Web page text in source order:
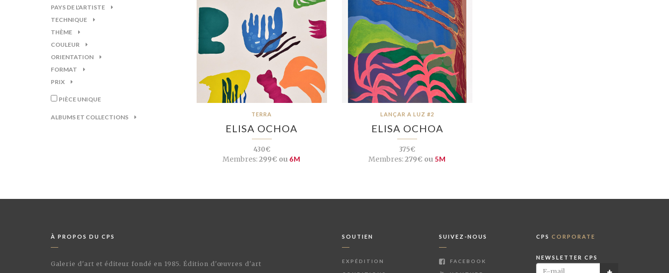
PAYS DE L'ARTISTE
TECHNIQUE
THÈME
COULEUR
ORIENTATION
FORMAT
PRIX
PIÈCE UNIQUE
ALBUMS ET COLLECTIONS TERRA
ELISA OCHOA
430€
Membres:299€ ou 6M
LANÇAR A LUZ #2
ELISA OCHOA
375€
Membres:279€ ou 5M
À PROPOS DU CPS
Galerie d'art et éditeur fondé en 1985. Édition d'œuvres d'art
SOUTIEN
EXPÉDITION
SUIVEZ-NOUS
FACEBOOK
CPS CORPORATE
NEWSLETTER CPS